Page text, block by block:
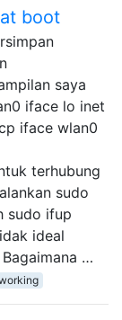
boot
saya
iface lo inet
iface wlan0
terhubung
sudo
sudo ifup
ideal
…